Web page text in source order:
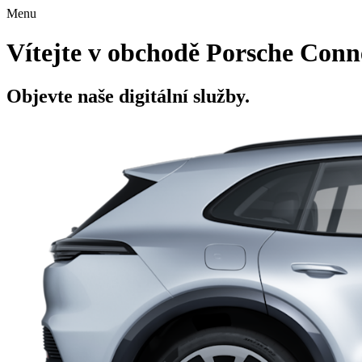
Menu
Vítejte v obchodě Porsche
Objevte naše digitální služby.